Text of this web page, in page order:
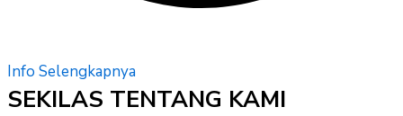
Info Selengkapnya
SEKILAS TENTANG KAMI